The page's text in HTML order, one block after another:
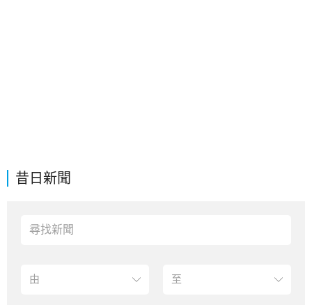
昔日新聞